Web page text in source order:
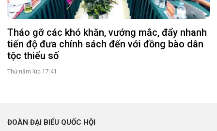
Tháo gỡ các khó khăn, vướng mắc, đẩy nhanh
tiến độ đưa chính sách đến với đồng bào dân
tộc thiểu số
Thứ năm lúc 17:41
ĐOÀN ĐẠI BIỂU QUỐC HỘI